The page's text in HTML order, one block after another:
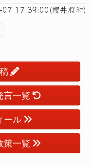
17:39:00(櫻井将和)
言一覧
ール
策一覧